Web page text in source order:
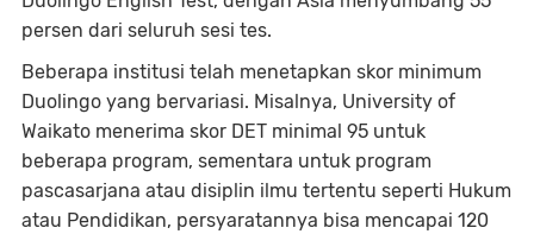
persen dari seluruh sesi tes.
Beberapa institusi telah menetapkan skor minimum
Duolingo yang bervariasi. Misalnya, University of
Waikato menerima skor DET minimal 95 untuk
beberapa program, sementara untuk program
pascasarjana atau disiplin ilmu tertentu seperti Hukum
atau Pendidikan, persyaratannya bisa mencapai 120